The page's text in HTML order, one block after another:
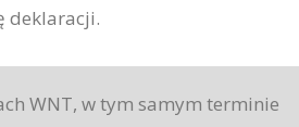
deklaracji.
WNT, w tym samym terminie